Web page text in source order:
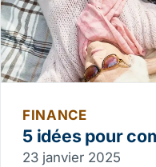
FINANCE
5 idées pour
23 janvier 2025